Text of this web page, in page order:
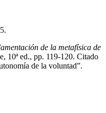
de la metafísica de
10ª ed., pp. 119-120. Citado
de la voluntad”.